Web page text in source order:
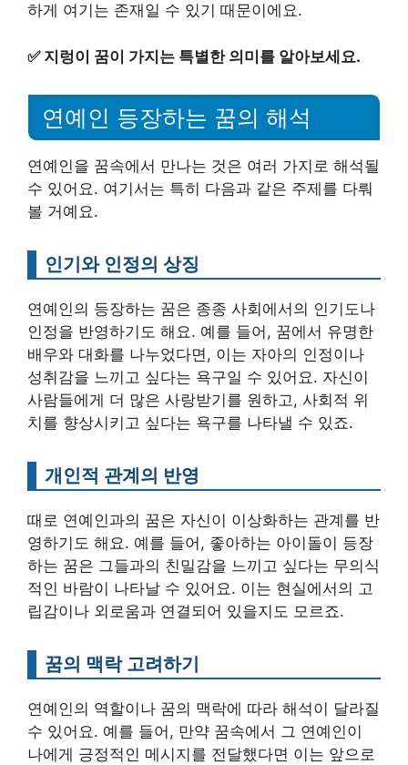
하게 여기는 존재일 수 있기 때문이에요.
✅ 지렁이 꿈이 가지는 특별한 의미를 알아보세요.
연예인 등장하는 꿈의 해석
연예인을 꿈속에서 만나는 것은 여러 가지로 해석될
수 있어요. 여기서는 특히 다음과 같은 주제를 다뤄
볼 거예요.
인기와 인정의 상징
연예인의 등장하는 꿈은 종종 사회에서의 인기도나
인정을 반영하기도 해요. 예를 들어, 꿈에서 유명한
배우와 대화를 나누었다면, 이는 자아의 인정이나
성취감을 느끼고 싶다는 욕구일 수 있어요. 자신이
사람들에게 더 많은 사랑받기를 원하고, 사회적 위
치를 향상시키고 싶다는 욕구를 나타낼 수 있죠.
개인적 관계의 반영
때로 연예인과의 꿈은 자신이 이상화하는 관계를 반
영하기도 해요. 예를 들어, 좋아하는 아이돌이 등장
하는 꿈은 그들과의 친밀감을 느끼고 싶다는 무의식
적인 바람이 나타날 수 있어요. 이는 현실에서의 고
립감이나 외로움과 연결되어 있을지도 모르죠.
꿈의 맥락 고려하기
연예인의 역할이나 꿈의 맥락에 따라 해석이 달라질
수 있어요. 예를 들어, 만약 꿈속에서 그 연예인이
나에게 긍정적인 메시지를 전달했다면 이는 앞으로